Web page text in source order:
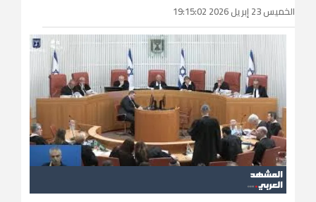
الخميس 23 إبريل 2026 19:15:02